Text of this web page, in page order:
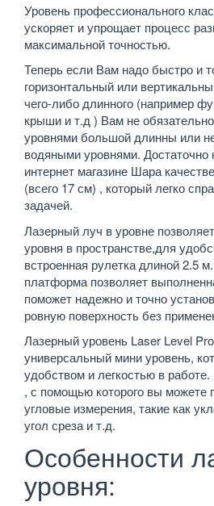
Уровень профессионального
ускоряет и упрощает процесс
максимальной точностью.
Теперь если Вам надо быстро и
горизонтальный или
чего-либо длинного (например
крыши и т.д ) Вам не
уровнями большой длинны или
водяными уровнями. Достаточно
интернет магазине Шара
(всего 17 см) , который легко
задачей.
Лазерный луч в уровне
уровня в пространстве,для
встроенная рулетка длиной 2.5
платформа позволяет
поможет надежно и точно
ровную поверхность без
Лазерный уровень Laser Level
универсальный мини уровень,
удобством и легкостью в
, с помощью которого вы можете
угловые измерения, такие как
угол среза и т.д.
Особенности
уровня: